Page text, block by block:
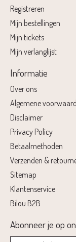
Registreren
Mijn bestellingen
Mijn tickets
Mijn verlanglijst
Informatie
Over ons
Algemene
Disclaimer
Privacy Policy
Betaalmethoden
Verzenden &
Sitemap
Klantenservice
Bilou B2B
Abonneer je op